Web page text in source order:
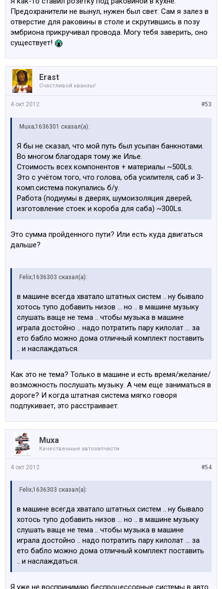
Предохранители не вынул, нужен был свет. Сам я залез в
отверстие для раковины в столе и скрутившись в позу
эмбриона прикручивал провода. Могу тебя заверить, оно
существует!
Erast
Счастливой кванзы!
#53
4 окт 2012
Muxa;1636301 сказал(а):
Я бы не сказал, что мой путь был усыпан банкнотами.
Во многом благодаря тому же Илье.
Стоимость всех компонентов + материалы ~500Ls.
Это с учётом того, что голова, оба усилителя, саб и 3-
комп.система покупались б/у.
Работа (подиумы в дверях, шумоизоляция дверей,
изготовление стоек и короба для саба) ~300Ls.
Это сумма пройденного пути? Или есть куда двигаться
дальше?
Felix;1636303 сказал(а):
в машине всегда хватало штатных систем .. ну бывало
хотось тупо добавить низов ... но .. в машине музыку
слушать ваще не тема .. чтобы музыка в машине
играла достойно .. надо потратить пару килолат ... за
ето бабло можно дома отличный комплект поставить
.. и наслаждаться.
Как это не тема? Только в машине и есть время/желание/
возможность послушать музыку. А чем еще заниматься в
дороге? И когда штатная система мягко говоря
подпукивает, это расстраивает.
Muxa
Качественные автозапчасти
#54
4 окт 2012
Felix;1636303 сказал(а):
в машине всегда хватало штатных систем .. ну бывало
хотось тупо добавить низов ... но .. в машине музыку
слушать ваще не тема .. чтобы музыка в машине
играла достойно .. надо потратить пару килолат ... за
ето бабло можно дома отличный комплект поставить
.. и наслаждаться.
Я уже не воспринимаю беспроцессорные системы в авто.